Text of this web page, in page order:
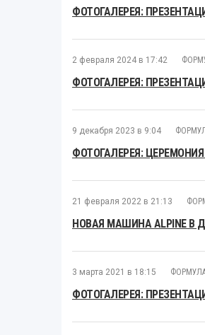
ФОТОГАЛЕРЕЯ:
2 февраля 2024 в 17:42
ФОТОГАЛЕРЕЯ:
9 декабря 2023 в 9:04
ФОТОГАЛЕРЕЯ:
21 февраля 2022 в 21:13
НОВАЯ МАШИНА ALPINE В
3 марта 2021 в 18:15
ФОТОГАЛЕРЕЯ: